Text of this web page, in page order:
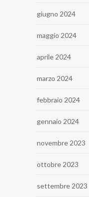
giugno 2024
maggio 2024
aprile 2024
marzo 2024
febbraio 2024
gennaio 2024
novembre 2023
ottobre 2023
settembre 2023